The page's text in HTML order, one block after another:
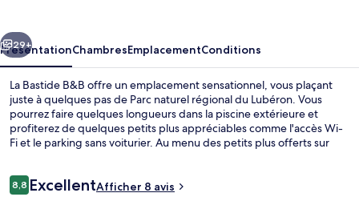
Suivant
29+
PrésentationChambresEmplacementConditions
La Bastide B&B offre un emplacement sensationnel, vous plaçant
juste à quelques pas de Parc naturel régional du Lubéron. Vous
pourrez faire quelques longueurs dans la piscine extérieure et
profiterez de quelques petits plus appréciables comme l'accès Wi-
Fi et le parking sans voiturier. Au menu des petits plus offerts sur
Avis
voyageurs
8,88,8 sur 10
ExcellentAfficher 8 avis